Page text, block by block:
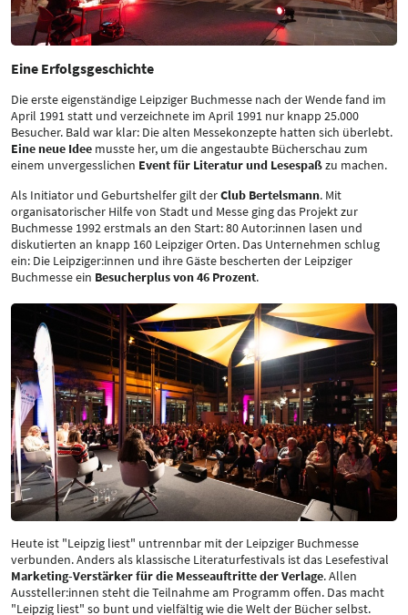
Eine Erfolgsgeschichte
Die erste eigenständige Leipziger Buchmesse nach der Wende fand im
April 1991 statt und verzeichnete im April 1991 nur knapp 25.000
Besucher. Bald war klar: Die alten Messekonzepte hatten sich überlebt.
Eine neue Idee musste her, um die angestaubte Bücherschau zum
einem unvergesslichen Event für Literatur und Lesespaßzu machen.
Als Initiator und Geburtshelfer gilt derClub Bertelsmann. Mit
organisatorischer Hilfe von Stadt und Messe ging das Projekt zur
Buchmesse 1992 erstmals an den Start: 80 Autor:innen lasen und
diskutierten an knapp 160 Leipziger Orten. Das Unternehmen schlug
ein: Die Leipziger:innen und ihre Gäste bescherten der Leipziger
Buchmesse ein Besucherplus von 46 Prozent.
Heute ist "Leipzig liest" untrennbar mit der Leipziger Buchmesse
verbunden. Anders als klassische Literaturfestivals ist das Lesefestival
Marketing-Verstärker für die Messeauftritte der Verlage. Allen
Aussteller:innen steht die Teilnahme am Programm offen. Das macht
"Leipzig liest" so bunt und vielfältig wie die Welt der Bücher selbst.